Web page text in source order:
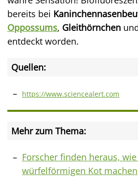
bereits bei
Oppossums, Gleithörnchen
entdeckt worden.
Quellen:
https://www.sciencealert.com
Mehr zum Thema:
Forscher finden heraus,
würfelförmigen Kot machen